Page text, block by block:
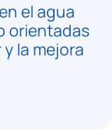
el agua
orientadas
la mejora